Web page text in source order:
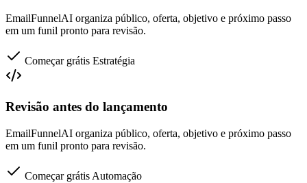
EmailFunnelAI organiza público, oferta, objetivo e próximo passo
em um funil pronto para revisão.
Começar grátis Estratégia
Revisão antes do lançamento
EmailFunnelAI organiza público, oferta, objetivo e próximo passo
em um funil pronto para revisão.
Começar grátis Automação